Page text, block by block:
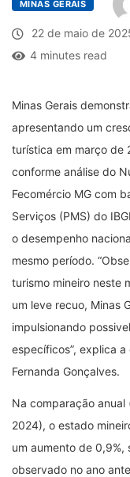
MINAS GERAIS
22 de maio de
4 minutes read
Minas Gerais
apresentando um
turística em março de
conforme análise do
Fecomércio MG com
Serviços (PMS) do
o desempenho
mesmo período.
turismo mineiro neste
um leve recuo, Minas
impulsionando
específicos”, explica
Fernanda Gonçalves.
Na comparação
2024), o estado
um aumento de
observado no ano